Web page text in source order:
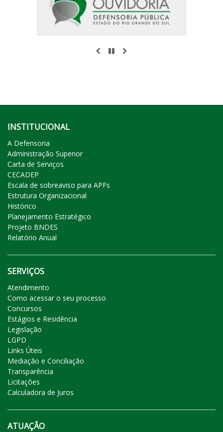
ANTERIOR
PAUSAR
INSTITUCIONAL
A Defensoria
Administração Superior
Carta de Serviços
CECADEP
Escala de sobreaviso para APFs
Estrutura Organizacional
Histórico
Planejamento Estratégico
Projeto BNDES
Relatório Anual
SERVIÇOS
Atendimento
Como acessar o seu processo
Concursos
Estágios e Residência
Legislação
LGPD
Links Úteis
Mediação e Conciliação
Transparência
Licitações
Calculadora de Juros
ATUAÇÃO